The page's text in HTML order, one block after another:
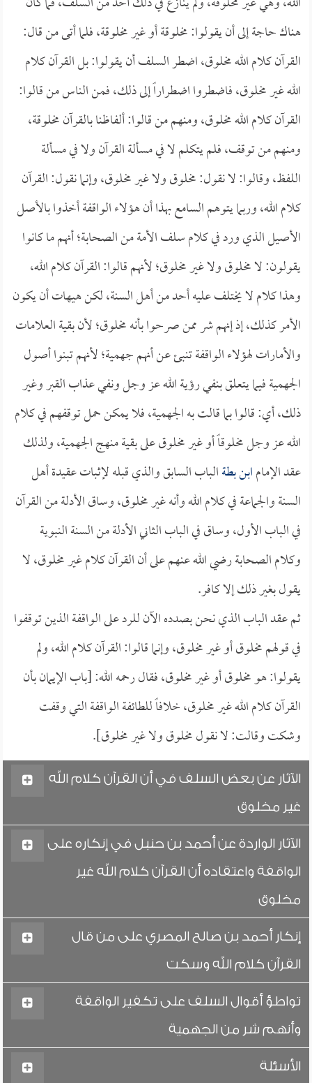
هناك حاجة إلى أن يقولوا: مخلوقة أو غير مخلوقة، فلما أتى من قال:
القرآن كلام الله مخلوق، اضطر السلف أن يقولوا: بل القرآن كلام
الله غير مخلوق، فاضطروا اضطراراً إلى ذلك، فمن الناس من قالوا:
القرآن كلام الله مخلوق، ومنهم من قالوا: ألفاظنا بالقرآن مخلوقة،
ومنهم من توقف، فلم يتكلم لا في مسألة القرآن ولا في مسألة
اللفظ، وقالوا: لا نقول: مخلوق ولا غير مخلوق، وإنما نقول: القرآن
كلام الله، وربما يتوهم السامع بهذا أن هؤلاء الواقفة أخذوا بالأصل
الأصيل الذي ورد في كلام سلف الأمة من الصحابة؛ أنهم ما كانوا
يقولون: لا مخلوق ولا غير مخلوق؛ لأنهم قالوا: القرآن كلام الله،
وهذا كلام لا يختلف عليه أحد من أهل السنة، لكن هيهات أن يكون
الأمر كذلك، إذ إنهم شر ممن صرحوا بأنه مخلوق؛ لأن بقية العلامات
والأمارات لهؤلاء الواقفة تنبئ عن أنهم جهمية؛ لأنهم تبنوا أصول
الجهمية فيما يتعلق بنفي رؤية الله عز وجل ونفي عذاب القبر وغير
ذلك، أي: قالوا بما قالت به الجهمية، فلا يمكن حمل توقفهم في كلام
الله عز وجل مخلوقاً أو غير مخلوق على بقية منهج الجهمية، ولذلك
عقد الإمامابن بطةالباب السابق والذي قبله لإثبات عقيدة أهل
السنة والجماعة في كلام الله وأنه غير مخلوق، وساق الأدلة من القرآن
في الباب الأول، وساق في الباب الثاني الأدلة من السنة النبوية
وكلام الصحابة رضي الله عنهم على أن القرآن كلام غير مخلوق، لا
يقول بغير ذلك إلا كافر.
ثم عقد الباب الذي نحن بصدده الآن للرد على الواقفة الذين توقفوا
في قولهم مخلوق أو غير مخلوق، وإنما قالوا: القرآن كلام الله، ولم
يقولوا: هو مخلوق أو غير مخلوق، فقال رحمه الله: [باب الإيمان بأن
القرآن كلام الله غير مخلوق، خلافاً للطائفة الواقفة التي وقفت
وشكت وقالت: لا نقول مخلوق ولا غير مخلوق].
الآثار عن بعض السلف في أن القرآن كلام الله
غير مخلوق
الآثار الواردة عن أحمد بن حنبل في إنكاره على
الواقفة واعتقاده أن القرآن كلام الله غير
مخلوق
إنكار أحمد بن صالح المصري على من قال
القرآن كلام الله وسكت
تواطؤ أقوال السلف على تكفير الواقفة
وأنهم شر من الجهمية
الأسئلة